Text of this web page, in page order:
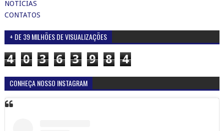
NOTÍCIAS
CONTATOS
+ DE 39 MILHÕES DE VISUALIZAÇÕES
4 0 3 6 3 9 8 4
CONHEÇA NOSSO INSTAGRAM